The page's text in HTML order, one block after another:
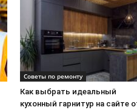
Советы по ремонту
Как выбрать идеальный
кухонный гарнитур на сайте